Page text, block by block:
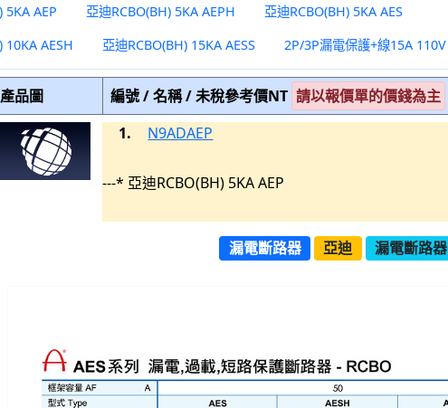
亞迪RCBO(BH) 5KA AEP 亞迪RCBO(BH) 5KA AEPH
亞迪RCBO(BH) 5KA AES
亞迪RCBO(BH) 10KA AESH
亞迪RCBO(BH) 15KA AESS
產品圖 編號 / 名稱 / 未稅參考價NT 請以報價單的價錢為主
1.
N9ADAEP
---* 亞迪RCBO(BH) 5KA AEP
漏電斷路器 亞迪 漏電斷路器